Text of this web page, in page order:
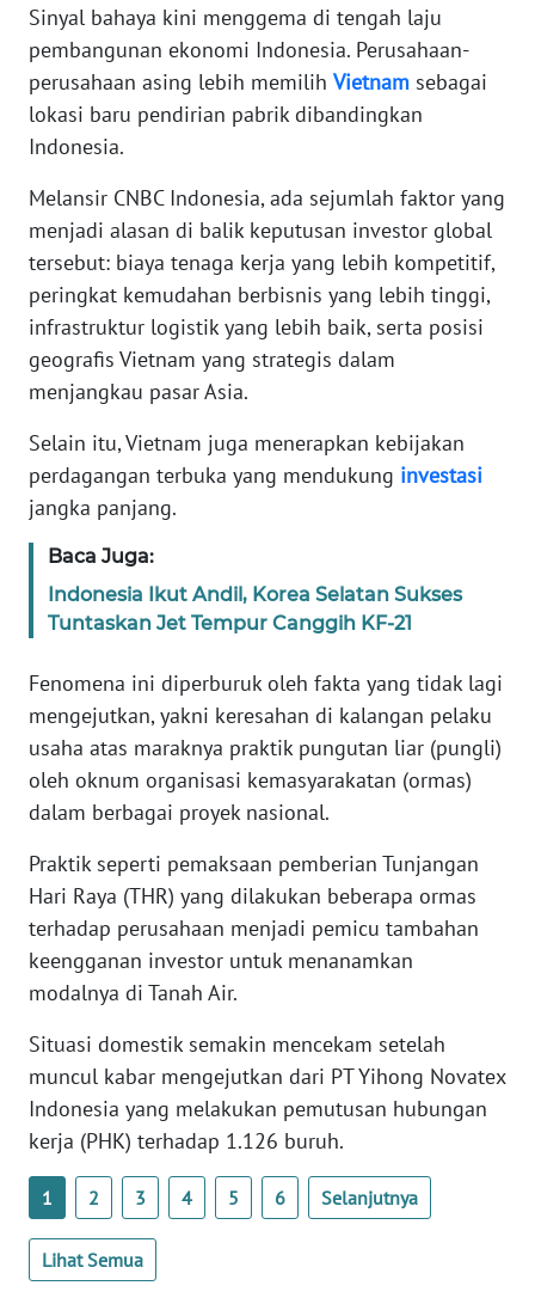
Sinyal bahaya kini menggema di tengah laju
pembangunan ekonomi Indonesia. Perusahaan-
perusahaan asing lebih memilih Vietnam sebagai
lokasi baru pendirian pabrik dibandingkan
Indonesia.
Melansir CNBC Indonesia, ada sejumlah faktor yang
menjadi alasan di balik keputusan investor global
tersebut: biaya tenaga kerja yang lebih kompetitif,
peringkat kemudahan berbisnis yang lebih tinggi,
infrastruktur logistik yang lebih baik, serta posisi
geografis Vietnam yang strategis dalam
menjangkau pasar Asia.
Selain itu, Vietnam juga menerapkan kebijakan
perdagangan terbuka yang mendukung investasi
jangka panjang.
Baca Juga:
Indonesia Ikut Andil, Korea Selatan Sukses
Tuntaskan Jet Tempur Canggih KF-21
Fenomena ini diperburuk oleh fakta yang tidak lagi
mengejutkan, yakni keresahan di kalangan pelaku
usaha atas maraknya praktik pungutan liar (pungli)
oleh oknum organisasi kemasyarakatan (ormas)
dalam berbagai proyek nasional.
Praktik seperti pemaksaan pemberian Tunjangan
Hari Raya (THR) yang dilakukan beberapa ormas
terhadap perusahaan menjadi pemicu tambahan
keengganan investor untuk menanamkan
modalnya di Tanah Air.
Situasi domestik semakin mencekam setelah
muncul kabar mengejutkan dari PT Yihong Novatex
Indonesia yang melakukan pemutusan hubungan
kerja (PHK) terhadap 1.126 buruh.
1 2 3 4 5 6 Selanjutnya
Lihat Semua
Wahana
Regional
WN
SUMUT
WN
WN
JABAR
WN
BANTEN
NTT
WN
KEPRI
PAPUA
WN
BARAT
RIAU
WN
SERAMBI
JAMBI